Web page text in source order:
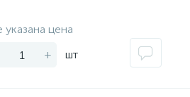
указана цена
+ шт